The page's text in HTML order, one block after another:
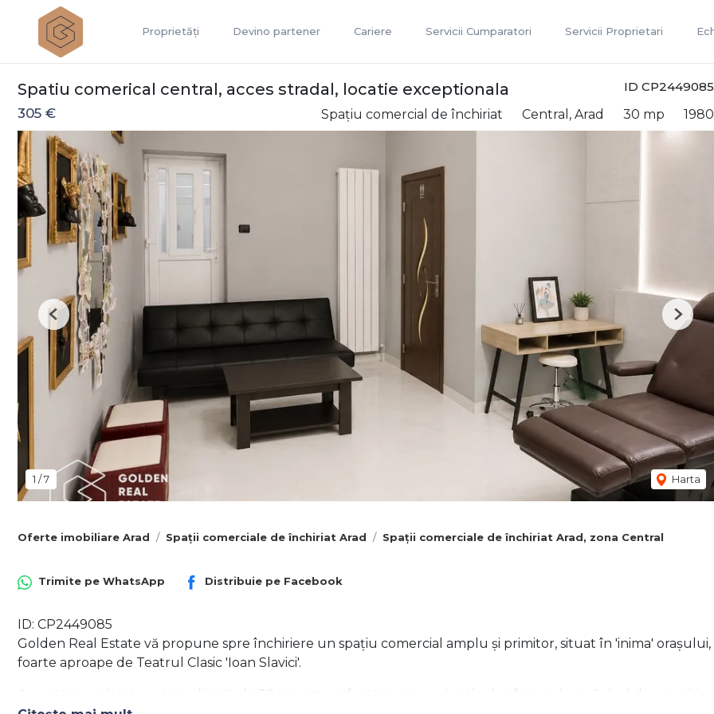
Proprietăți Devino partener Cariere Servicii Cumparatori Servicii Proprietari
ID CP2449085
Spatiu comerical central, acces stradal, locatie exceptionala
305 € Spațiu comercial de închiriat Central, Arad 30 mp 1980
1 /7 Harta
Previous Next
Oferte imobiliare Arad Spații comerciale de închiriat Arad Spații comerciale de închiriat Arad, zona Central
Trimite pe WhatsApp Distribuie pe Facebook
ID: CP2449085
Golden Real Estate vă propune spre închiriere un spațiu comercial amplu și primitor, situat în 'inima' orașului,
foarte aproape de Teatrul Clasic 'Ioan Slavici'.
Această proprietate extraordinară, de 30mp, este prfectă pentru orice tip de afacere, beneficiind de o poziție